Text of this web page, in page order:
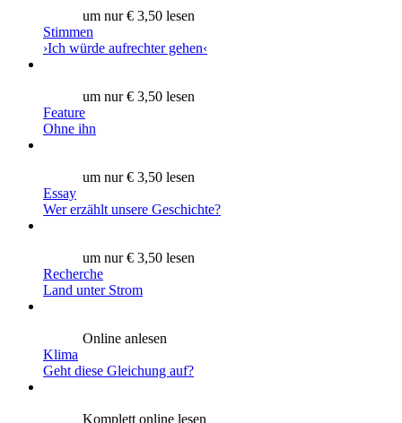
um nur € 3,50 lesen
Stimmen
›Ich würde aufrechter gehen‹
um nur € 3,50 lesen
Feature
Ohne ihn
um nur € 3,50 lesen
Essay
Wer erzählt unsere Geschichte?
um nur € 3,50 lesen
Recherche
Land unter Strom
Online anlesen
Klima
Geht diese Gleichung auf?
Komplett online lesen